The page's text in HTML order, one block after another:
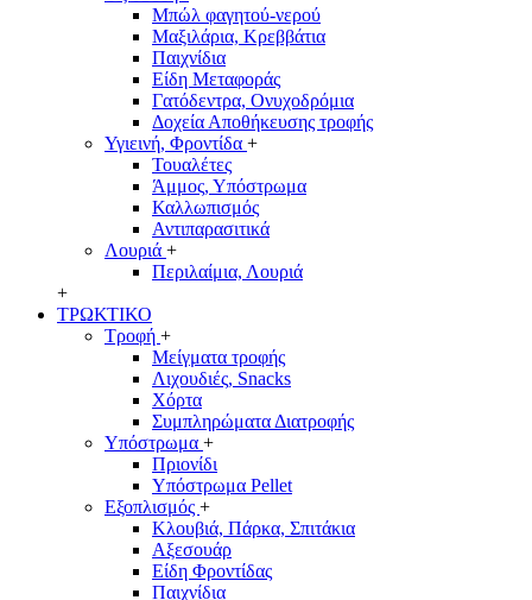
Μπώλ φαγητού-νερού
Μαξιλάρια, Κρεββάτια
Παιχνίδια
Είδη Μεταφοράς
Γατόδεντρα, Ονυχοδρόμια
Δοχεία Αποθήκευσης τροφής
Υγιεινή, Φροντίδα +
Τουαλέτες
Άμμος, Υπόστρωμα
Καλλωπισμός
Αντιπαρασιτικά
Λουριά +
Περιλαίμια, Λουριά
+
ΤΡΩΚΤΙΚΟ
Τροφή +
Μείγματα τροφής
Λιχουδιές, Snacks
Χόρτα
Συμπληρώματα Διατροφής
Υπόστρωμα +
Πριονίδι
Υπόστρωμα Pellet
Εξοπλισμός +
Κλουβιά, Πάρκα, Σπιτάκια
Αξεσουάρ
Είδη Φροντίδας
Παιχνίδια